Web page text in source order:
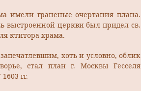
имели граненые очертания плана.
выстроенной церкви был придел св.
ктитора храма.
хоть и условно, облик
стал план г. Москвы Гесселя
гг.